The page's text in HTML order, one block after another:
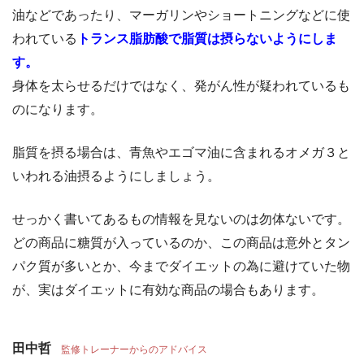
油などであったり、マーガリンやショートニングなどに使
われている トランス脂肪酸で脂質は摂らないようにしま
す。
身体を太らせるだけではなく、発がん性が疑われているも
のになります。
脂質を摂る場合は、青魚やエゴマ油に含まれるオメガ３と
いわれる油摂るようにしましょう。
せっかく書いてあるもの情報を見ないのは勿体ないです。
どの商品に糖質が入っているのか、この商品は意外とタン
パク質が多いとか、今までダイエットの為に避けていた物
が、実はダイエットに有効な商品の場合もあります。
田中哲 監修トレーナーからのアドバイス